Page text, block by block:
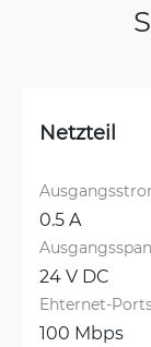
Netzteil
0.5 A
24 V DC
Ehternet-
100 Mbps